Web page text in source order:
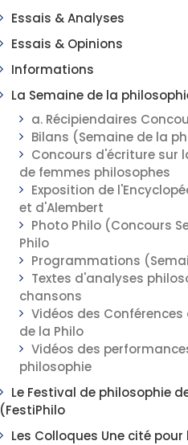
Essais & Analyses
Essais & Opinions
Informations
La Semaine de la
a. Récipiendaires
Bilans (Semaine de la
Concours d'écriture sur
de femmes philosophes
Exposition de
et d'Alembert
Photo Philo (Concours
Philo
Programmations
Textes d'analyses
chansons
Vidéos des Conférences
de la Philo
Vidéos des
philosophie
Le Festival de philosophie
(FestiPhilo
Les Colloques Une cité pour